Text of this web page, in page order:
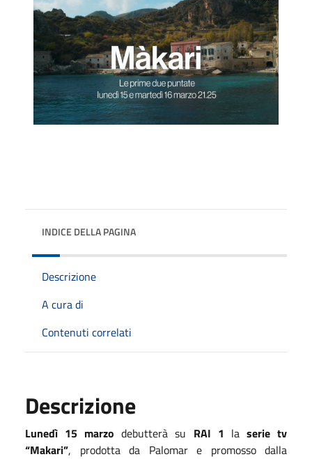
INDICE DELLA PAGINA
Descrizione
A cura di
Contenuti correlati
Descrizione
Lunedì 15 marzo debutterà su RAI 1 la serie tv
“Makari”, prodotta da Palomar e promosso dalla